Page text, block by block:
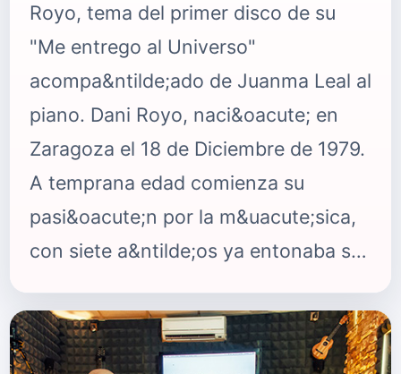
Royo, tema del primer disco de su
"Me entrego al Universo"
acompa&ntilde;ado de Juanma Leal al
piano. Dani Royo, naci&oacute; en
Zaragoza el 18 de Diciembre de 1979.
A temprana edad comienza su
pasi&oacute;n por la m&uacute;sica,
con siete a&ntilde;os ya entonaba sus
conocido programa &ldquo;Sopa de
Gansos de TVE1. Con 9 a&ntilde;os,